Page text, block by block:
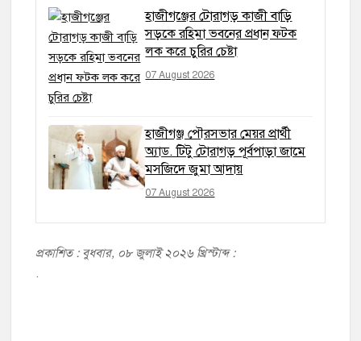
হাজীগঞ্জের টোরাগড় কাজী বাড়ি
সড়কে রহিমা ভবনের প্রধান ফটক
লক করে চুরির চেষ্টা
07 August 2026
হাজীগঞ্জ পৌরসভার মেয়র প্রার্থী
অ্যাড. টিটু টোরাগড় পূর্বপাড়া জামে
মসজিদে জুমা আদায়
07 August 2026
প্রকাশিত : বুধবার, ০৮ জুলাই ২০২৬ খ্রিস্টাব্দ :